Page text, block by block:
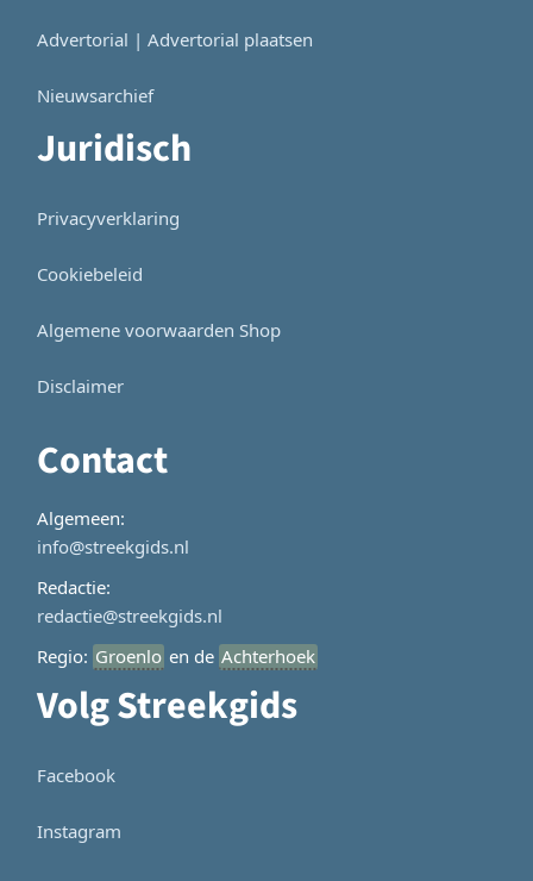
Advertorial | Advertorial plaatsen
Nieuwsarchief
Juridisch
Privacyverklaring
Cookiebeleid
Algemene voorwaarden Shop
Disclaimer
Contact
Algemeen:
info@streekgids.nl
Redactie:
redactie@streekgids.nl
Regio: Groenlo en de Achterhoek
Volg Streekgids
Facebook
Instagram